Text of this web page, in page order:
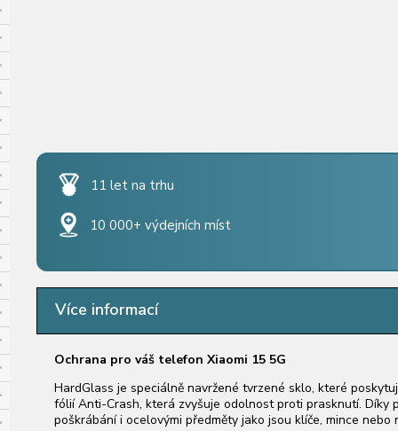
11 let na trhu
10 000+ výdejních míst
Více informací
Ochrana pro váš telefonXiaomi 15 5G
HardGlass je speciálně navržené tvrzené sklo, které
fólií Anti-Crash, která zvyšuje odolnost proti prasknutí.
poškrábání i ocelovými předměty jako jsou klíče, mince nebo